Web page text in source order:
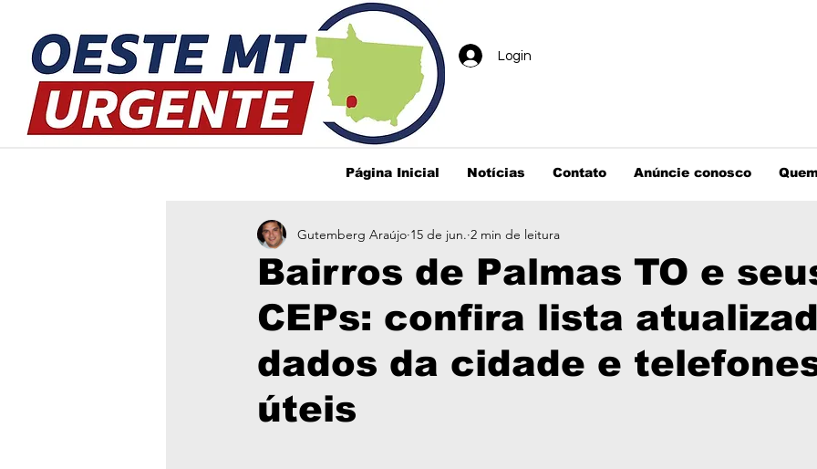
Login
Página Inicial Notícias Contato Anúncie conosco
Bairros de Palmas TO e
CEPs: confira lista
dados da cidade e
úteis
Gutemberg Araújo 15 de jun. 2 min de leitura